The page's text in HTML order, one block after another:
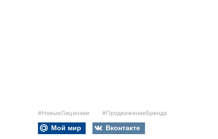
#НовыеЛицензии #ПродвижениеБренда
Мой мир Вконтакте